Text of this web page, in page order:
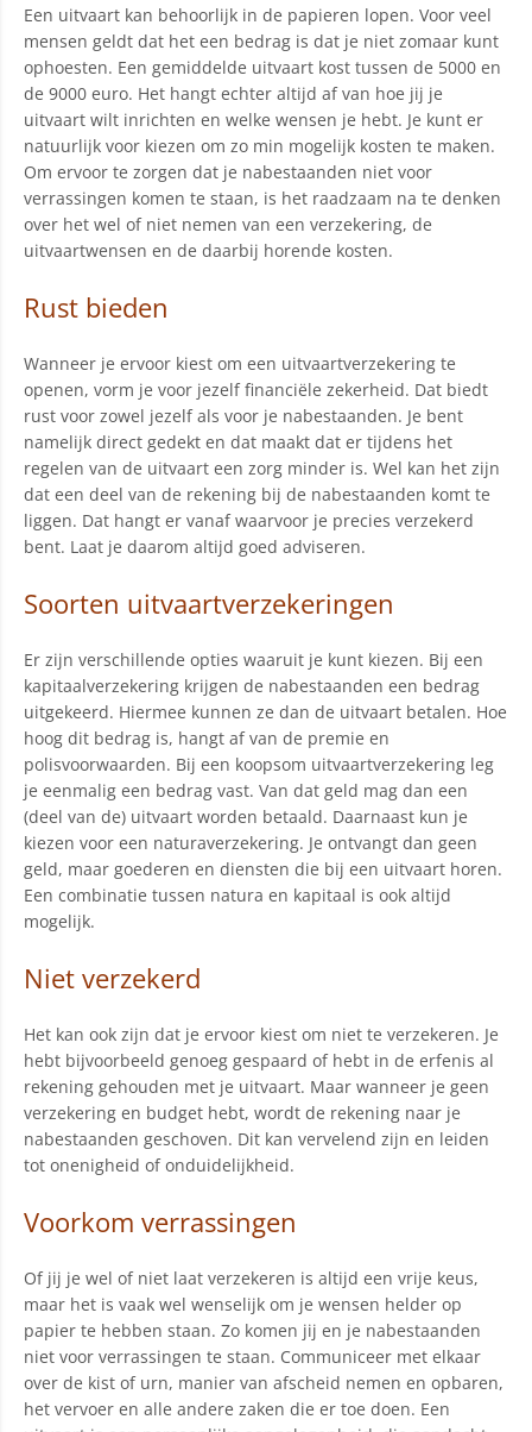
Een uitvaart kan behoorlijk in de papieren lopen. Voor veel
mensen geldt dat het een bedrag is dat je niet zomaar kunt
ophoesten. Een gemiddelde uitvaart kost tussen de 5000 en
de 9000 euro. Het hangt echter altijd af van hoe jij je
uitvaart wilt inrichten en welke wensen je hebt. Je kunt er
natuurlijk voor kiezen om zo min mogelijk kosten te maken.
Om ervoor te zorgen dat je nabestaanden niet voor
verrassingen komen te staan, is het raadzaam na te denken
over het wel of niet nemen van een verzekering, de
uitvaartwensen en de daarbij horende kosten.
Rust bieden
Wanneer je ervoor kiest om een uitvaartverzekering te
openen, vorm je voor jezelf financiële zekerheid. Dat biedt
rust voor zowel jezelf als voor je nabestaanden. Je bent
namelijk direct gedekt en dat maakt dat er tijdens het
regelen van de uitvaart een zorg minder is. Wel kan het zijn
dat een deel van de rekening bij de nabestaanden komt te
liggen. Dat hangt er vanaf waarvoor je precies verzekerd
bent. Laat je daarom altijd goed adviseren.
Soorten uitvaartverzekeringen
Er zijn verschillende opties waaruit je kunt kiezen. Bij een
kapitaalverzekering krijgen de nabestaanden een bedrag
uitgekeerd. Hiermee kunnen ze dan de uitvaart betalen. Hoe
hoog dit bedrag is, hangt af van de premie en
polisvoorwaarden. Bij een koopsom uitvaartverzekering leg
je eenmalig een bedrag vast. Van dat geld mag dan een
(deel van de) uitvaart worden betaald. Daarnaast kun je
kiezen voor een naturaverzekering. Je ontvangt dan geen
geld, maar goederen en diensten die bij een uitvaart horen.
Een combinatie tussen natura en kapitaal is ook altijd
mogelijk.
Niet verzekerd
Het kan ook zijn dat je ervoor kiest om niet te verzekeren. Je
hebt bijvoorbeeld genoeg gespaard of hebt in de erfenis al
rekening gehouden met je uitvaart. Maar wanneer je geen
verzekering en budget hebt, wordt de rekening naar je
nabestaanden geschoven. Dit kan vervelend zijn en leiden
tot onenigheid of onduidelijkheid.
Voorkom verrassingen
Of jij je wel of niet laat verzekeren is altijd een vrije keus,
maar het is vaak wel wenselijk om je wensen helder op
papier te hebben staan. Zo komen jij en je nabestaanden
niet voor verrassingen te staan. Communiceer met elkaar
over de kist of urn, manier van afscheid nemen en opbaren,
het vervoer en alle andere zaken die er toe doen. Een